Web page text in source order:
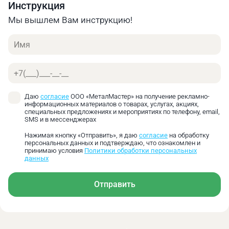
Основные технические характеристики
Инструкция
Мы вышлем Вам инструкцию!
Имя
Телефон
Даю согласие ООО «МеталМастер» на получение рекламно-
информационных материалов о товарах, услугах, акциях,
специальных предложениях и мероприятиях по телефону, email,
SMS и в мессенджерах
Нажимая кнопку «Отправить», я даю согласие на обработку
персональных данных и подтверждаю, что ознакомлен и
принимаю условия Политики обработки персональных
данных
Отправить